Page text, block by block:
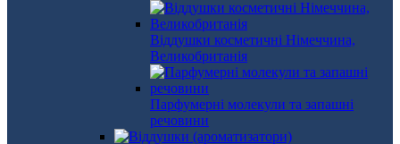
Віддушки косметичні Німеччина,
Великобританія
Парфумерні молекули та запашні
речовини